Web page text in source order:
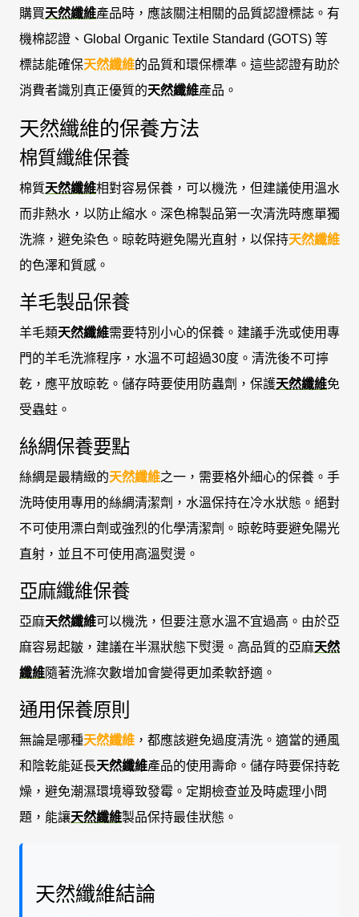
購買天然纖維產品時，應該關注相關的品質認證標誌。有
機棉認證、Global Organic Textile Standard (GOTS) 等
標誌能確保天然纖維的品質和環保標準。這些認證有助於
消費者識別真正優質的天然纖維產品。
天然纖維的保養方法
棉質纖維保養
棉質天然纖維相對容易保養，可以機洗，但建議使用溫水
而非熱水，以防止縮水。深色棉製品第一次清洗時應單獨
洗滌，避免染色。晾乾時避免陽光直射，以保持天然纖維
的色澤和質感。
羊毛製品保養
羊毛類天然纖維需要特別小心的保養。建議手洗或使用專
門的羊毛洗滌程序，水溫不可超過30度。清洗後不可擰
乾，應平放晾乾。儲存時要使用防蟲劑，保護天然纖維免
受蟲蛀。
絲綢保養要點
絲綢是最精緻的天然纖維之一，需要格外細心的保養。手
洗時使用專用的絲綢清潔劑，水溫保持在冷水狀態。絕對
不可使用漂白劑或強烈的化學清潔劑。晾乾時要避免陽光
直射，並且不可使用高溫熨燙。
亞麻纖維保養
亞麻天然纖維可以機洗，但要注意水溫不宜過高。由於亞
麻容易起皺，建議在半濕狀態下熨燙。高品質的亞麻天然
纖維隨著洗滌次數增加會變得更加柔軟舒適。
通用保養原則
無論是哪種天然纖維 ，都應該避免過度清洗。適當的通風
和陰乾能延長天然纖維產品的使用壽命。儲存時要保持乾
燥，避免潮濕環境導致發霉。定期檢查並及時處理小問
題，能讓天然纖維製品保持最佳狀態。
天然纖維結論